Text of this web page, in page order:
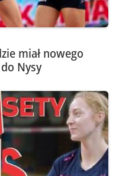
miał nowego
Nysy